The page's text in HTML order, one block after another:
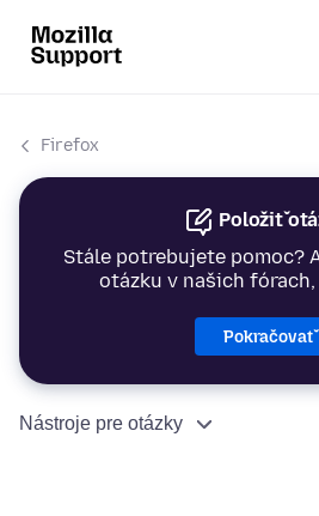
Firefox
Položiť
Stále potrebujete pomoc?
otázku v našich
Pokračovať
Nástroje pre otázky